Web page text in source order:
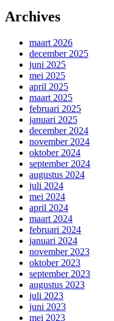
Archives
maart 2026
december 2025
juni 2025
mei 2025
april 2025
maart 2025
februari 2025
januari 2025
december 2024
november 2024
oktober 2024
september 2024
augustus 2024
juli 2024
mei 2024
april 2024
maart 2024
februari 2024
januari 2024
november 2023
oktober 2023
september 2023
augustus 2023
juli 2023
juni 2023
mei 2023